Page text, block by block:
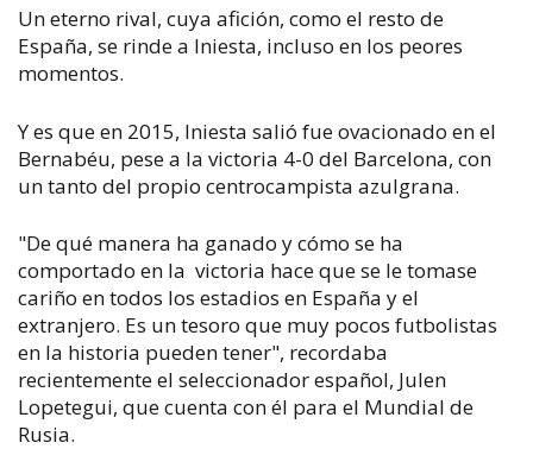
Un eterno rival, cuya afición, como el resto de
España, se rinde a Iniesta, incluso en los peores
momentos.
Y es que en 2015, Iniesta salió fue ovacionado en el
Bernabéu, pese a la victoria 4-0 del Barcelona, con
un tanto del propio centrocampista azulgrana.
"De qué manera ha ganado y cómo se ha
comportado en la victoria hace que se le tomase
cariño en todos los estadios en España y el
extranjero. Es un tesoro que muy pocos futbolistas
en la historia pueden tener", recordaba
recientemente el seleccionador español, Julen
Lopetegui, que cuenta con él para el Mundial de
Rusia.